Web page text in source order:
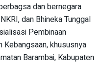
dan bernegara
dan Bhineka Tunggal
Pembinaan
Kebangsaan, khususnya
Barambai, Kabupaten